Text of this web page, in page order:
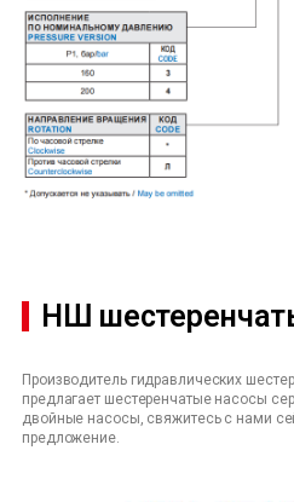
НШ
Производитель гидравлических
предлагает шестеренчатые насосы
двойные насосы, свяжитесь с нами
предложение.